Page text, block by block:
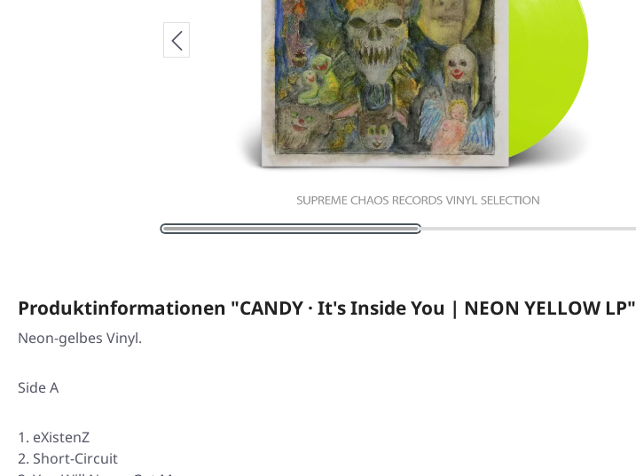
Produktinformationen "CANDY · It's Inside You | NEON YELLOW LP"
Neon-gelbes Vinyl.
Side A
eXistenZ
Short-Circuit